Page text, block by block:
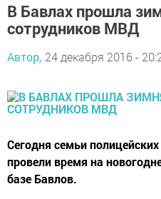
В Бавлах прошла
сотрудников МВД
Автор, 24 декабря 2016 -
Сегодня семьи
провели время на
базе Бавлов.